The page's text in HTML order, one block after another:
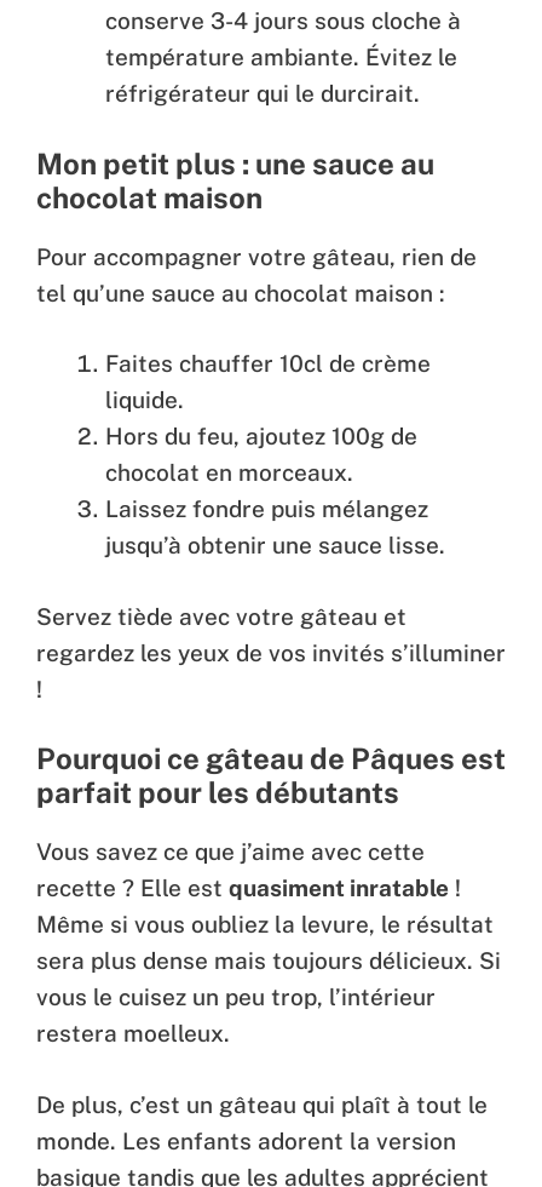
conserve 3-4 jours sous cloche à
température ambiante. Évitez le
réfrigérateur qui le durcirait.
Mon petit plus : une sauce au
chocolat maison
Pour accompagner votre gâteau, rien de
tel qu’une sauce au chocolat maison :
Faites chauffer 10cl de crème
liquide.
Hors du feu, ajoutez 100g de
chocolat en morceaux.
Laissez fondre puis mélangez
jusqu’à obtenir une sauce lisse.
Servez tiède avec votre gâteau et
regardez les yeux de vos invités s’illuminer
!
Pourquoi ce gâteau de Pâques est
parfait pour les débutants
Vous savez ce que j’aime avec cette
recette ? Elle est quasiment inratable !
Même si vous oubliez la levure, le résultat
sera plus dense mais toujours délicieux. Si
vous le cuisez un peu trop, l’intérieur
restera moelleux.
De plus, c’est un gâteau qui plaît à tout le
monde. Les enfants adorent la version
basique tandis que les adultes apprécient